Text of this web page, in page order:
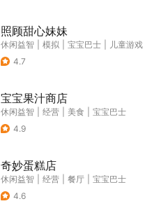
照顾甜心妹妹
休闲益智 模拟 宝宝巴士
儿童游戏
4.7
宝宝果汁商店
休闲益智 经营 美食
宝宝巴士
4.9
奇妙蛋糕店
休闲益智 经营 餐厅
宝宝巴士
4.6